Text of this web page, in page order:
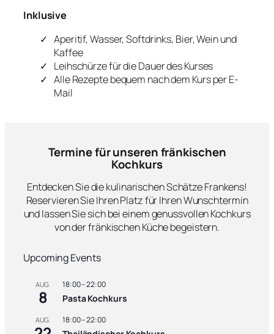
Inklusive
Aperitif, Wasser, Softdrinks, Bier, Wein und
Kaffee
Leihschürze für die Dauer des Kurses
Alle Rezepte bequem nach dem Kurs per E-
Mail
Termine für unseren fränkischen
Kochkurs
Entdecken Sie die kulinarischen Schätze Frankens!
Reservieren Sie Ihren Platz für Ihren Wunschtermin
und lassen Sie sich bei einem genussvollen Kochkurs
von der fränkischen Küche begeistern.
Upcoming Events
AUG.
8
18:00–22:00
Pasta Kochkurs
AUG. 18:00–22:00